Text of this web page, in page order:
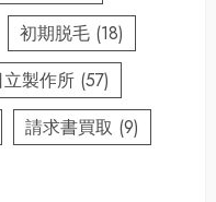
初期脱毛 (18)
立製作所 (57)
請求書買取 (9)